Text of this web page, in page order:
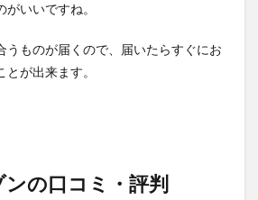
いいですね。
うものが届くので、届いたらすぐにお
が出来ます。
の口コミ・評判